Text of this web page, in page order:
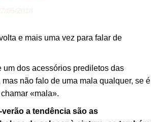
05/2018
e mais uma vez para falar de
um dos acessórios prediletos das
mas não falo de uma mala qualquer, se é
«mala».
verão a tendência são as